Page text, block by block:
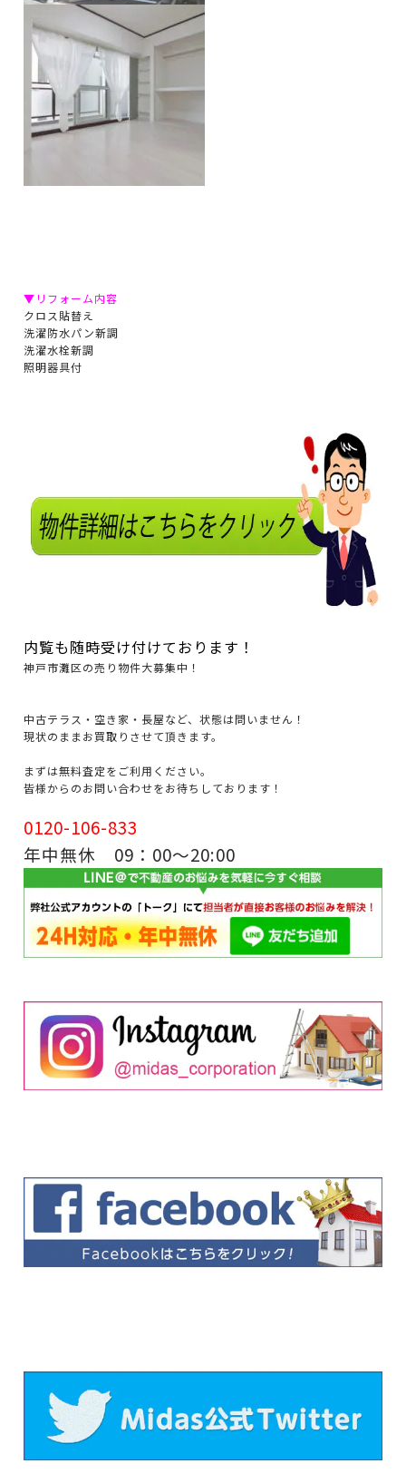
▼リフォーム内容
クロス貼替え
洗濯防水パン新調
洗濯水栓新調
照明器具付
内覧も随時受け付けております！
神戸市灘区の売り物件大募集中！
中古テラス・空き家・長屋など、状態は問いません！
現状のままお買取りさせて頂きます。
まずは無料査定をご利用ください。
皆様からのお問い合わせをお待ちしております！
0120-106-833
年中無休 09：00～20:00